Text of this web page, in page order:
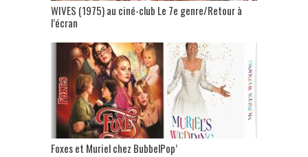
WIVES (1975) au ciné-club Le 7e genre/Retour à
l’écran
Foxes et Muriel chez BubbelPop’